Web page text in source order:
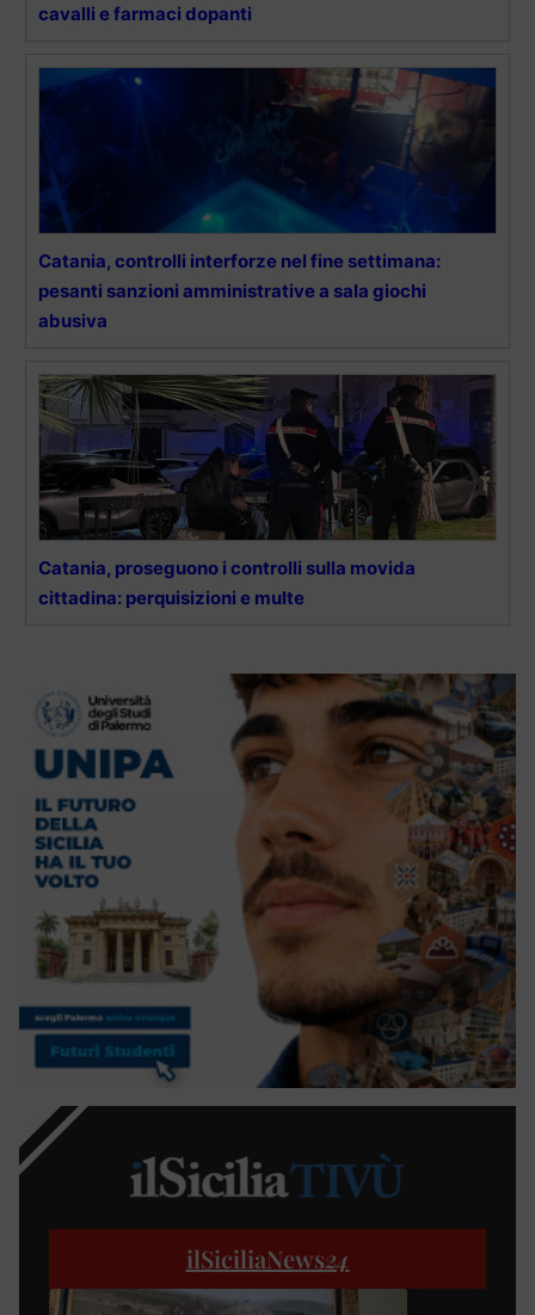
cavalli e farmaci dopanti
Catania, controlli interforze nel fine settimana:
pesanti sanzioni amministrative a sala giochi
abusiva
Catania, proseguono i controlli sulla movida
cittadina: perquisizioni e multe
ilSiciliaNews24